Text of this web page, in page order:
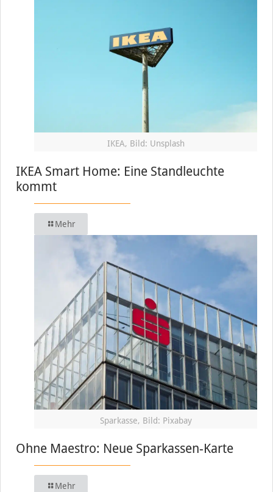
IKEA, Bild: Unsplash
IKEA Smart Home: Eine Standleuchte
kommt
Mehr
Sparkasse, Bild: Pixabay
Ohne Maestro: Neue Sparkassen-Karte
Mehr